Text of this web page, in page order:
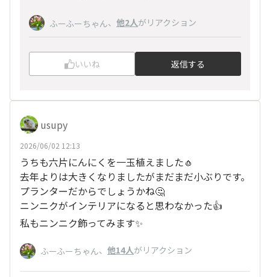
ふーふーちゃん、 他2人がリアクション
いいね 返信する
usupy
2026/06/02 12:13
うちも六片にんにくを一玉植えました🧄
去年よりは大きくなりましたがまだまだ小ぶりです。
プランターだからでしょうかね🤔
ニンニクがインテリアになると思わなかった👍
私もニンニク飾ってみます✨
ふーふーちゃん、 他14人がリアクション